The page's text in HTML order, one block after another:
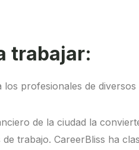
trabajar:
profesionales de diversos
de la ciudad la
trabajo. CareerBliss ha